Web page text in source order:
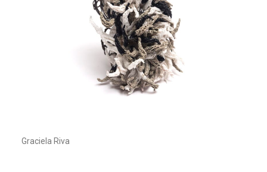
Graciela Riva